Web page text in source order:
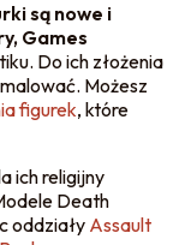
są nowe i
Games
Do ich złożenia
Możesz
figurek, które
ich religijny
Death
oddziały Assault